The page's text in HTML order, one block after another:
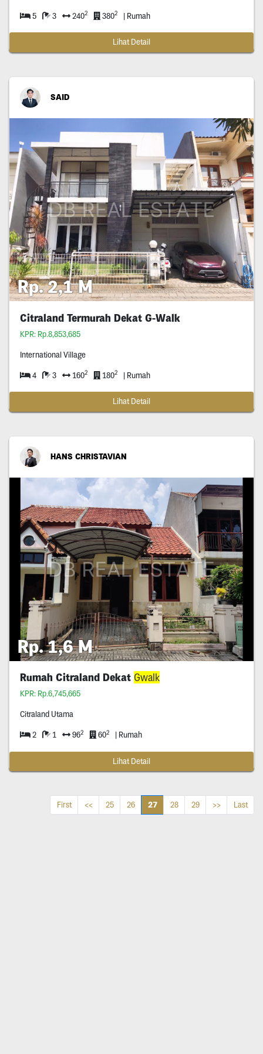
5 3 2402 3802 | Rumah
Lihat Detail
SAID
Rp. 2,1 M
Citraland Termurah Dekat G-Walk
KPR: Rp.8,853,685
International Village
4 3 1602 1802 | Rumah
Lihat Detail
HANS CHRISTAVIAN
Rp. 1,6 M
Rumah Citraland Dekat Gwalk
KPR: Rp.6,745,665
Citraland Utama
2 1 962 602 | Rumah
Lihat Detail
First << 25 26 27 28 29 >> Last